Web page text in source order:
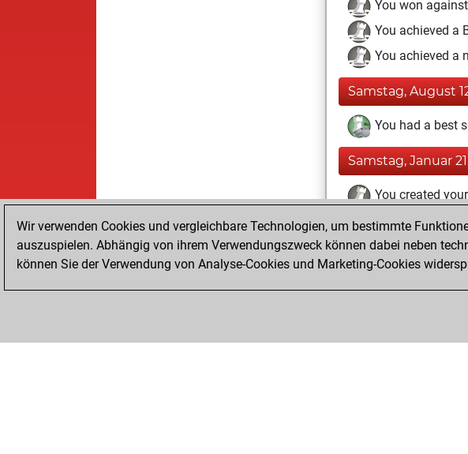
You won
You achieved a
You achieved a
Samstag, August
You had a best
Samstag, Januar
You created
Sonntag,
You created
Wir verwenden Cookies und vergleichbare Technologien, um bestimmte
auszuspielen. Abhängig von ihrem Verwendungszweck können dabei neben
können Sie der Verwendung von Analyse-Cookies und Marketing-Cookies